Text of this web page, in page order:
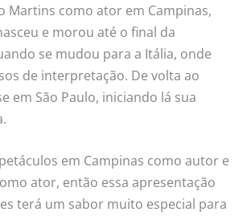
Martins como ator em Campinas,
e morou até o final da
se mudou para a Itália, onde
de interpretação. De volta ao
em São Paulo, iniciando lá sua
em Campinas como autor e
ator, então essa apresentação
terá um sabor muito especial para